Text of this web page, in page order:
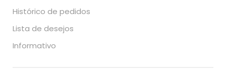
Histórico de pedidos
Lista de desejos
Informativo